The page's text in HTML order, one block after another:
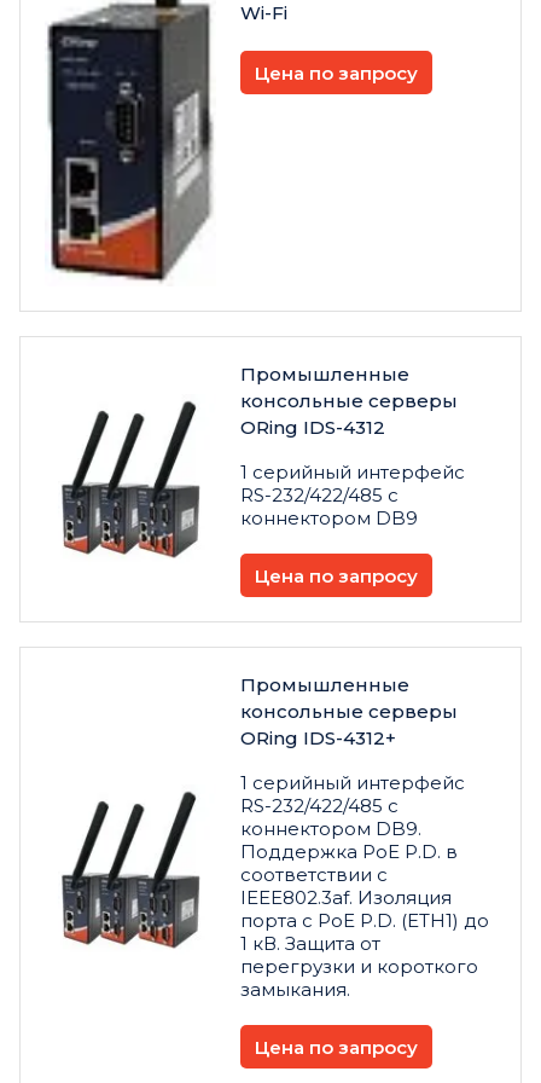
Wi-Fi
Цена по запросу
Промышленные
консольные серверы
ORing IDS-4312
1 серийный интерфейс
RS-232/422/485 с
коннектором DB9
Цена по запросу
Промышленные
консольные серверы
ORing IDS-4312+
1 серийный интерфейс
RS-232/422/485 с
коннектором DB9.
Поддержка PoE P.D. в
соответствии с
IEEE802.3af. Изоляция
порта с PoE P.D. (ETH1) до
1 кВ. Защита от
перегрузки и короткого
замыкания.
Цена по запросу